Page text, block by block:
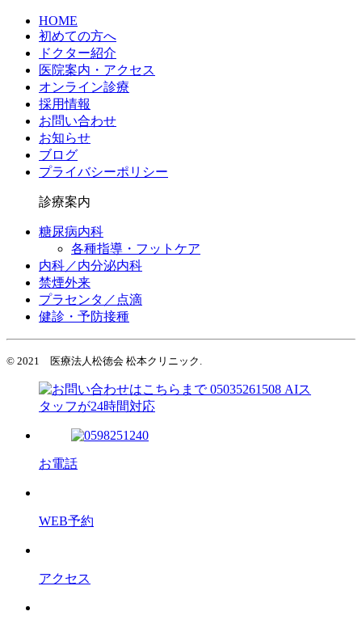
HOME
初めての方へ
ドクター紹介
医院案内・アクセス
オンライン診療
採用情報
お問い合わせ
お知らせ
ブログ
プライバシーポリシー
診療案内
糖尿病内科
各種指導・フットケア
内科／内分泌内科
禁煙外来
プラセンタ／点滴
健診・予防接種
© 2021 医療法人松徳会 松本クリニック.
お電話
WEB予約
アクセス